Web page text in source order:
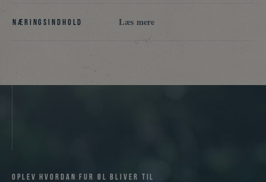
Næringsindhold Læs mere
Oplev hvordan Fur øl bliver til